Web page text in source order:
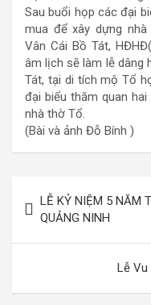
Sau buổi họp các đại
mua để xây dựng
Vân Cái Bồ Tát,
âm lịch sẽ làm lễ dâng
Tát, tại di tích mộ Tổ
đại biểu thăm quan
nhà thờ Tổ.
(Bài và ảnh Đỗ Bính )
Điều
hướng
bài
LỄ KỶ NIỆM 5 NĂM
QUẢNG NINH
Lễ